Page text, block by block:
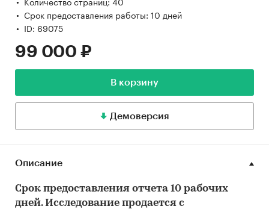
Срок предоставления работы: 10 дней
ID: 69075
99 000 ₽
В корзину
Демоверсия
Описание
Срок предоставления отчета 10 рабочих
дней. Исследование продается с